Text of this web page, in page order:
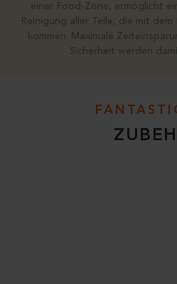
einer Food-Zone, ermöglicht
Reinigung aller Teile, die mit
kommen. Maximale
Sicherheit werden